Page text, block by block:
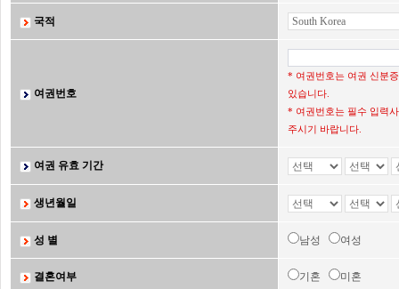
국적
여권번호
* 여권번호는 여권 신분
있습니다.
* 여권번호는 필수 입력
주시기 바랍니다.
여권 유효 기간
생년월일
성 별 남성 여성
결혼여부 기혼 미혼